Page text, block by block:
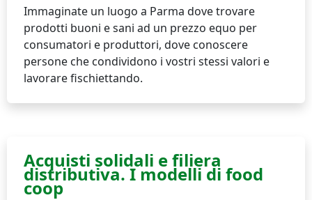
Immaginate un luogo a Parma dove trovare
prodotti buoni e sani ad un prezzo equo per
consumatori e produttori, dove conoscere
persone che condividono i vostri stessi valori e
lavorare fischiettando.
Acquisti solidali e filiera
distributiva. I modelli di food
coop